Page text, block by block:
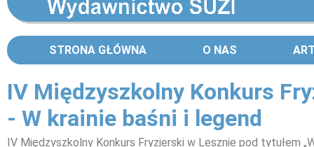
STRONA GŁÓWNA O NAS
IV Międzyszkolny Konkurs
- W krainie baśni i legend
IV Międzyszkolny Konkurs Fryzjerski w Lesznie pod tytułem